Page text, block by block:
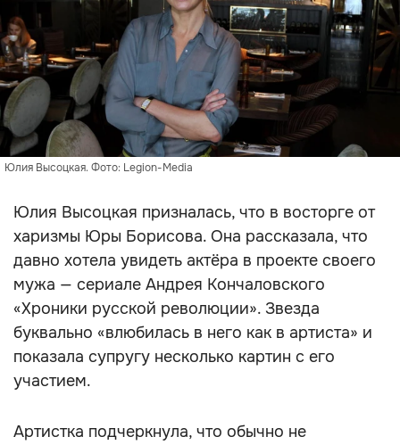
Юлия Высоцкая. Фото: Legion-Media
Юлия Высоцкая призналась, что в восторге от
харизмы Юры Борисова. Она рассказала, что
давно хотела увидеть актёра в проекте своего
мужа — сериале Андрея Кончаловского
«Хроники русской революции». Звезда
буквально «влюбилась в него как в артиста» и
показала супругу несколько картин с его
участием.
Артистка подчеркнула, что обычно не